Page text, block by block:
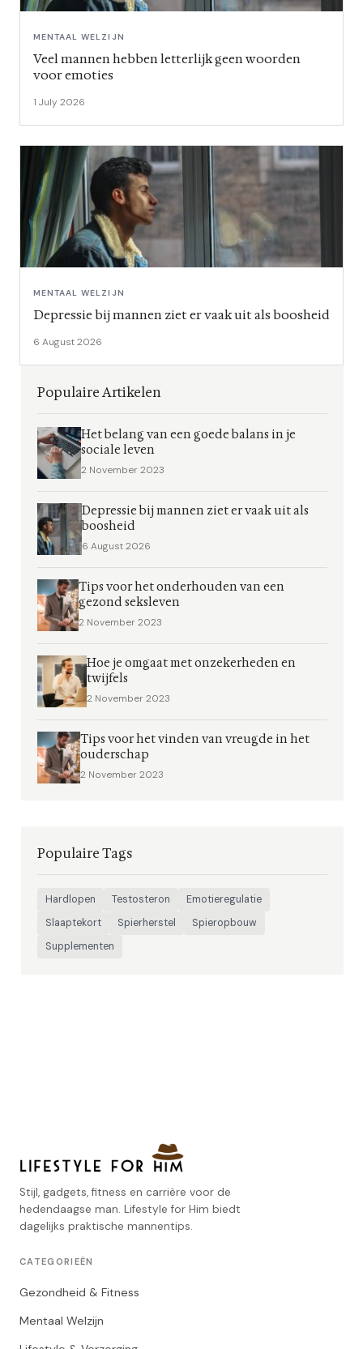
MENTAAL WELZIJN
Veel mannen hebben letterlijk geen woorden
voor emoties
1 July 2026
MENTAAL WELZIJN
Depressie bij mannen ziet er vaak uit als boosheid
6 August 2026
Populaire Artikelen
Het belang van een goede balans in je
sociale leven
2 November 2023
Depressie bij mannen ziet er vaak uit als
boosheid
6 August 2026
Tips voor het onderhouden van een
gezond seksleven
2 November 2023
Hoe je omgaat met onzekerheden en
twijfels
2 November 2023
Tips voor het vinden van vreugde in het
ouderschap
2 November 2023
Populaire Tags
Hardlopen Testosteron
Emotieregulatie
Slaaptekort
Spierherstel
Spieropbouw
Supplementen
Stijl, gadgets, fitness en carrière voor de
hedendaagse man. Lifestyle for Him biedt
dagelijks praktische mannentips.
CATEGORIEËN
Gezondheid & Fitness
Mentaal Welzijn